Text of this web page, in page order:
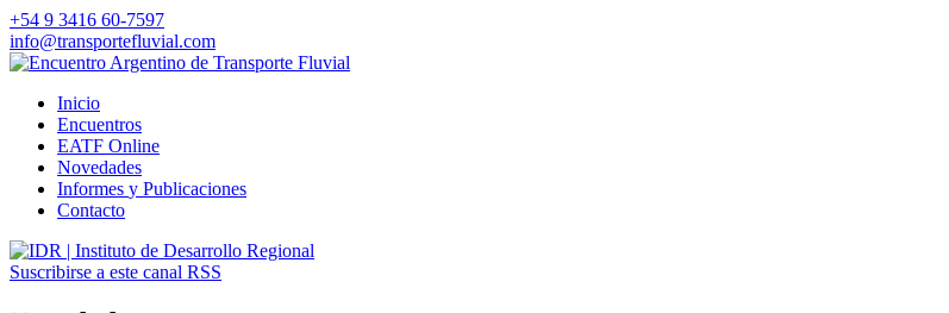
+54 9 3416 60-7597
info@transportefluvial.com
Inicio
Encuentros
EATF Online
Novedades
Informes y Publicaciones
Contacto
Suscribirse a este canal RSS